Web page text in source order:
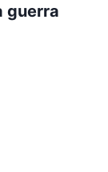
guerra